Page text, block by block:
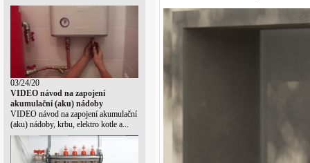
03/24/20
VIDEO návod na zapojení
akumulační (aku) nádoby
VIDEO návod na zapojení akumulační
(aku) nádoby, krbu, elektro kotle a...